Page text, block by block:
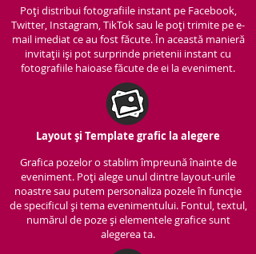
Poți distribui fotografiile instant pe Facebook,
Twitter, Instagram, TikTok sau le poți trimite pe e-
mail imediat ce au fost făcute. În această manieră
invitații iși pot surprinde prietenii instant cu
fotografiile haioase făcute de ei la eveniment.
Layout și Template grafic la alegere
Grafica pozelor o stablim împreună înainte de
eveniment. Poți alege unul dintre layout-urile
noastre sau putem personaliza pozele în funcție
de specificul și tema evenimentului. Fontul, textul,
numărul de poze și elementele grafice sunt
alegerea ta.